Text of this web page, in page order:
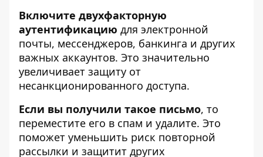
Включите двухфакторную
аутентификацию для электронной
почты, мессенджеров, банкинга и других
важных аккаунтов. Это значительно
увеличивает защиту от
несанкционированного доступа.
Если вы получили такое письмо, то
переместите его в спам и удалите. Это
поможет уменьшить риск повторной
рассылки и защитит других